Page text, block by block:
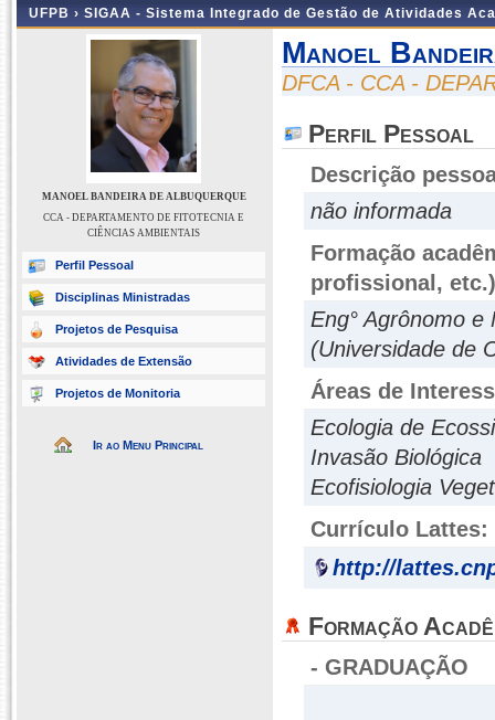
UFPB › SIGAA - Sistema Integrado de Gestão de Atividades
MANOEL BANDEIRA DE ALBUQUERQUE
CCA - DEPARTAMENTO DE FITOTECNIA E
CIÊNCIAS AMBIENTAIS
Perfil Pessoal
Disciplinas Ministradas
Projetos de Pesquisa
Atividades de Extensão
Projetos de Monitoria
Ir ao Menu Principal
Manoel
DFCA - CCA -
Perfil Pessoal
Descrição
não informada
Formação
profissional, etc.)
Eng° Agrônomo
(Universidade de
Áreas de
Ecologia de
Invasão Biológica
Ecofisiologia
Currículo Lattes:
http://
Formação
- GRADUAÇÃO